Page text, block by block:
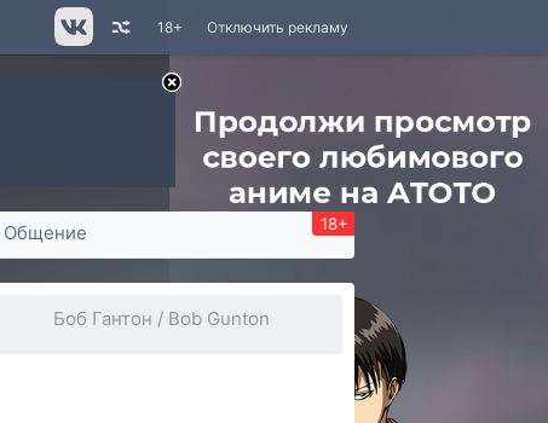
Отключить рекламу
18+
Общение 18+
Боб Гантон / Bob Gunton